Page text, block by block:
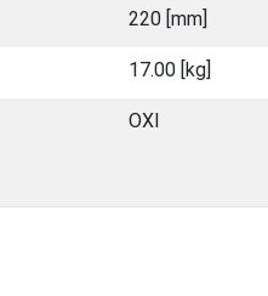
220 [mm]
17.00 [kg]
ΟΧΙ